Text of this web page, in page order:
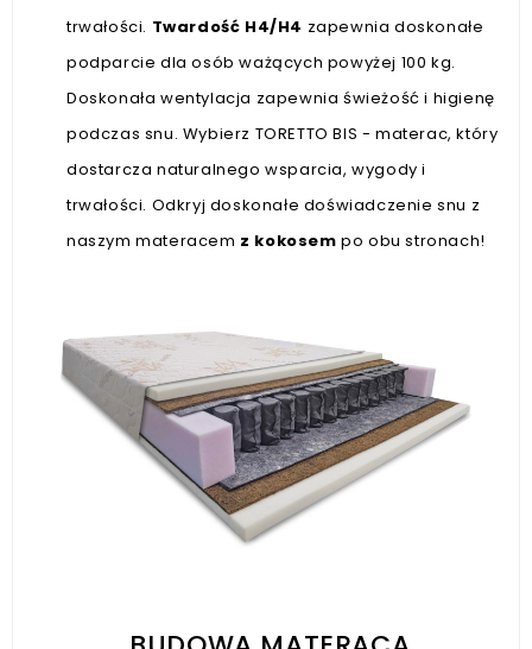
trwałości. Twardość H4/H4 zapewnia doskonałe
podparcie dla osób ważących powyżej 100 kg.
Doskonała wentylacja zapewnia świeżość i higienę
podczas snu. Wybierz TORETTO BIS - materac, który
dostarcza naturalnego wsparcia, wygody i
trwałości. Odkryj doskonałe doświadczenie snu z
naszym materacem z kokosem po obu stronach!